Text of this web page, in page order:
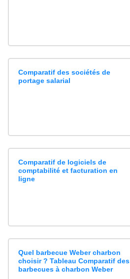
Comparatif des sociétés de
portage salarial
Comparatif de logiciels de
comptabilité et facturation en
ligne
Quel barbecue Weber charbon
choisir ? Tableau Comparatif des
barbecues à charbon Weber